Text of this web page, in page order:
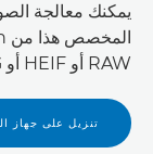
يمكنك معالجة
RAW أو HEIF أو JPEG من Canon وتصفحها وتحريرها.
تنزيل على جهاز